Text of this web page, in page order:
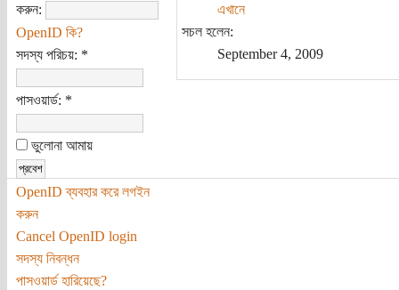
করুন:
OpenID কি?
সদস্য পরিচয়: *
পাসওয়ার্ড: *
ভুলোনা আমায়
OpenID ব্যবহার করে লগইন
করুন
Cancel OpenID login
সদস্য নিবন্ধন
পাসওয়ার্ড হারিয়েছে?
এখানে
সচল হলেন:
September 4, 2009